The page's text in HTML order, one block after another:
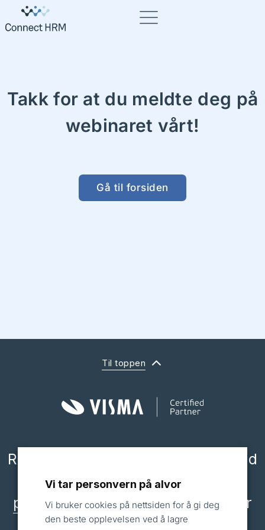
Takk for at du meldte deg på
webinaret vårt!
Gå til forsiden
Til toppen
Ring oss på
eller send
oss en epost til
post@connecthrm.no, så hjelper
vi deg!
Vi tar personvern på alvor
Vi bruker cookies på nettsiden for å gi deg
den beste opplevelsen ved å lagre